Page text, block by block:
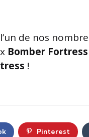
de nos
Bomber Fortress
!
Pinterest